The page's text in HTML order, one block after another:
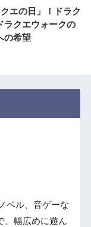
エの日」！ドラク
ラクエウォークの
の希望
ベル、音ゲーな
、幅広めに遊ん